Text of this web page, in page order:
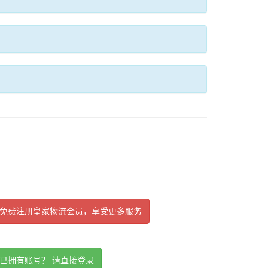
免费注册皇家物流会员，享受更多服务
已拥有账号？ 请直接登录